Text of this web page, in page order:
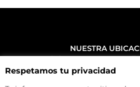
NUESTRA
Haz click aquí y mira como
CONTACTA CON
+34 972 500 449
Respetamos tu privacidad